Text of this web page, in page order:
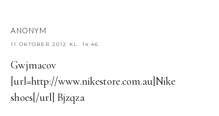
ANONYM
11 OKTOBER 2012 KL. 14:46
Gwjmacov
[url=http://www.nikestore.com.au]Nike
shoes[/url] Bjzqza